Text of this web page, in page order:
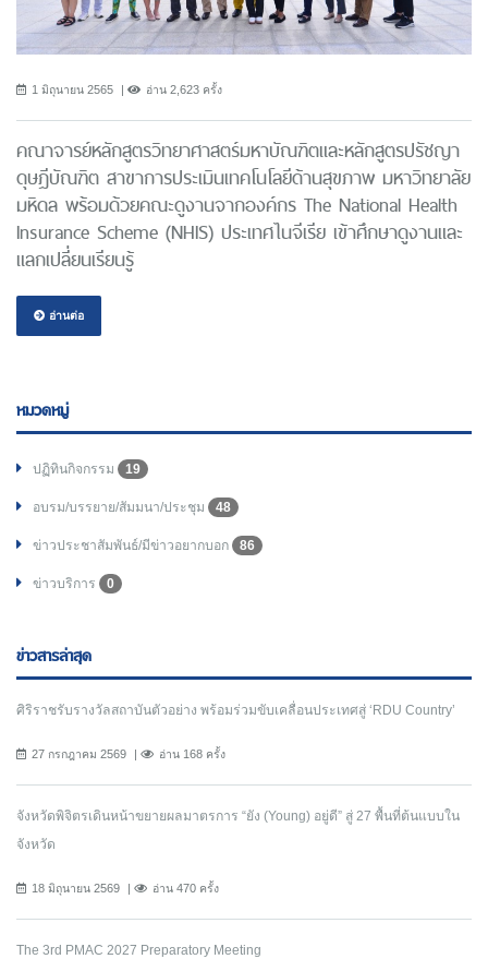
1 มิถุนายน 2565 อ่าน 2,623 ครั้ง
คณาจารย์หลักสูตรวิทยาศาสตร์มหาบัณฑิตและหลักสูตรปรัชญา
ดุษฎีบัณฑิต สาขาการประเมินเทคโนโลยีด้านสุขภาพ มหาวิทยาลัย
มหิดล พร้อมด้วยคณะดูงานจากองค์กร The National Health
Insurance Scheme (NHIS) ประเทศไนจีเรีย เข้าศึกษาดูงานและ
แลกเปลี่ยนเรียนรู้
อ่านต่อ
หมวดหมู่
ปฏิทินกิจกรรม 19
อบรม/บรรยาย/สัมมนา/ประชุม 48
ข่าวประชาสัมพันธ์/มีข่าวอยากบอก 86
ข่าวบริการ 0
ข่าวสารล่าสุด
ศิริราชรับรางวัลสถาบันตัวอย่าง พร้อมร่วมขับเคลื่อนประเทศสู่ ‘RDU Country’
27 กรกฎาคม 2569 อ่าน 168 ครั้ง
จังหวัดพิจิตรเดินหน้าขยายผลมาตรการ “ยัง (Young) อยู่ดี” สู่ 27 พื้นที่ต้นแบบใน
จังหวัด
18 มิถุนายน 2569 อ่าน 470 ครั้ง
The 3rd PMAC 2027 Preparatory Meeting